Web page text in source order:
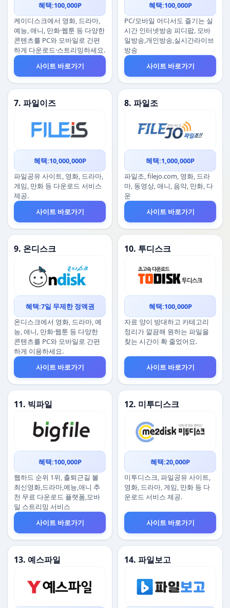
혜택:100,000P
케이디스크에서 영화, 드라마,
예능, 애니, 만화·웹툰 등 다양한
콘텐츠를 PC와 모바일로 간편
하게 다운로드·스트리밍하세요.
사이트 바로가기
혜택:100,000P
PC/모바일 어디서도 즐기는 실
시간 인터넷방송 피디팝, 모바
일방송,개인방송,실시간라이브
방송
사이트 바로가기
7. 파일이즈
혜택:10,000,000P
파일공유 사이트, 영화, 드라마,
게임, 만화 등 다운로드 서비스
제공.
사이트 바로가기
8. 파일조
혜택:1,000,000P
파일조, filejo.com, 영화, 드라
마, 동영상, 애니, 음악, 만화, 다
운
사이트 바로가기
9. 온디스크
혜택:7일 무제한 정액권
온디스크에서 영화, 드라마, 예
능, 애니, 만화·웹툰 등 다양한
콘텐츠를 PC와 모바일로 간편
하게 이용하세요.
사이트 바로가기
10. 투디스크
혜택:100,000P
자료 양이 방대하고 카테고리
정리가 깔끔해 원하는 파일을
찾는 시간이 확 줄었어요.
사이트 바로가기
11. 빅파일
혜택:100,000P
웹하드 순위 1위, 출퇴근길 볼
최신영화,드라마,예능,애니 추
천 무료 다운로드 플랫폼,모바
일 스트리밍 서비스
사이트 바로가기
12. 미투디스크
혜택:20,000P
미투디스크, 파일공유 사이트,
영화, 드라마, 게임, 만화 등 다
운로드 서비스 제공.
사이트 바로가기
13. 예스파일 14. 파일보고